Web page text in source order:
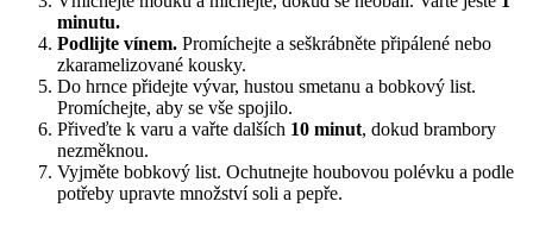
minutu.
Podlijte vínem. Promíchejte a seškrábněte připálené nebo
zkaramelizované kousky.
Do hrnce přidejte vývar, hustou smetanu a bobkový list.
Promíchejte, aby se vše spojilo.
Přiveďte k varu a vařte dalších 10 minut, dokud brambory
nezměknou.
Vyjměte bobkový list. Ochutnejte houbovou polévku a podle
potřeby upravte množství soli a pepře.